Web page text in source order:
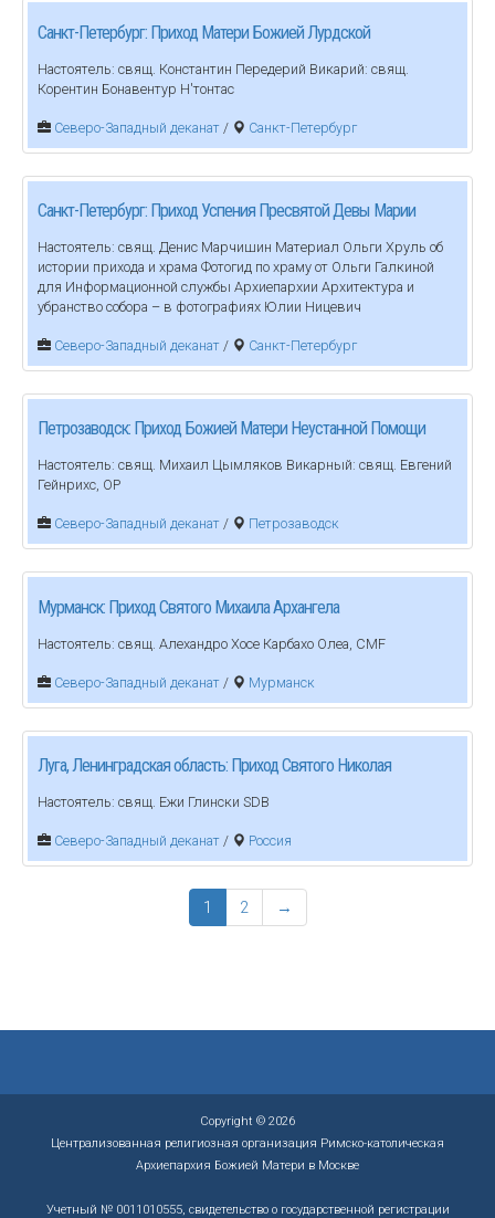
Санкт-Петербург: Приход Матери Божией Лурдской
Настоятель: свящ. Константин Передерий Викарий: свящ.
Корентин Бонавентур Н'тонтас
Северо-Западный деканат / Санкт-Петербург
Санкт-Петербург: Приход Успения Пресвятой Девы Марии
Настоятель: свящ. Денис Марчишин Материал Ольги Хруль об
истории прихода и храма Фотогид по храму от Ольги Галкиной
для Информационной службы Архиепархии Архитектура и
убранство собора – в фотографиях Юлии Ницевич
Северо-Западный деканат / Санкт-Петербург
Петрозаводск: Приход Божией Матери Неустанной Помощи
Настоятель: свящ. Михаил Цымляков Викарный: свящ. Евгений
Гейнрихс, ОР
Северо-Западный деканат / Петрозаводск
Мурманск: Приход Святого Михаила Архангела
Настоятель: свящ. Алехандро Хосе Карбахо Олеа, CMF
Северо-Западный деканат / Мурманск
Луга, Ленинградская область: Приход Святого Николая
Настоятель: свящ. Ежи Глински SDB
Северо-Западный деканат / Россия
1 2 →
Copyright © 2026
Централизованная религиозная организация Римско-католическая
Архиепархия Божией Матери в Москве
Учетный № 0011010555, свидетельство о государственной регистрации